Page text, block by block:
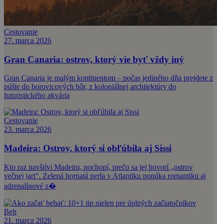
Cestovanie
27. marca 2026
Gran Canaria: ostrov, ktorý vie byť vždy iný
Gran Canaria je malým kontinentom – počas jediného dňa prejdete z
púšte do borovicových hôr, z koloniálnej architektúry do
futuristického akvária
Cestovanie
23. marca 2026
Madeira: Ostrov, ktorý si obľúbila aj Sissi
Kto raz navštívi Madeiru, pochopí, prečo sa jej hovorí „ostrov
večnej jari“. Zelená hornatá perla v Atlantiku ponúka romantiku aj
adrenalínové z�
Beh
21. marca 2026